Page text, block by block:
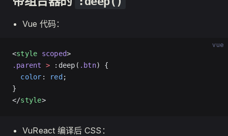
Vue 代码：
vue
<style scoped>
.parent
> :deep( .btn) {
  color
: red ;
}
</style>
VuReact 编译后 CSS：